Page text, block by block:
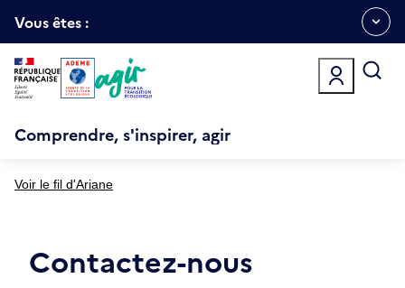
au
Ouvrir
le
menu
espace
Vous êtes :
Comprendre, s'inspirer, agir
Voir le fil d'Ariane
Contactez-nous